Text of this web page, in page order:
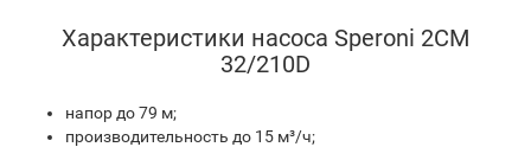
Характеристики насоса Speroni 2CM
32/210D
напор до 79 м;
производительность до 15 м³/ч;